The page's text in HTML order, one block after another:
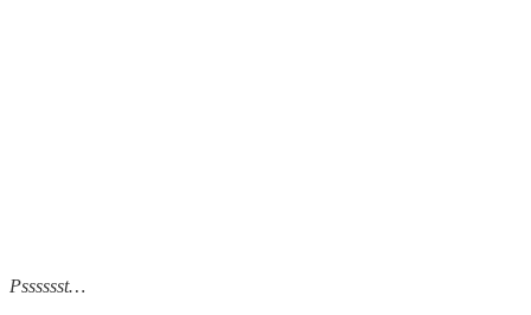
Psssssst…